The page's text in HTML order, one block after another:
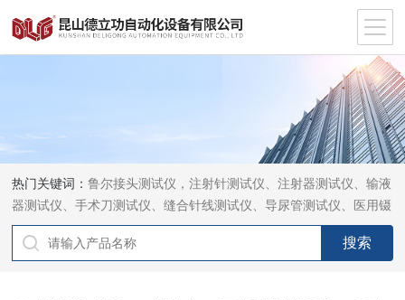
热门关键词：鲁尔接头测试仪，注射针测试仪、注射器测试仪、输液
器测试仪、手术刀测试仪、缝合针线测试仪、导尿管测试仪、医用镊
钳测试仪、导引管导丝测试仪、针灸针测试仪、留置针测试仪